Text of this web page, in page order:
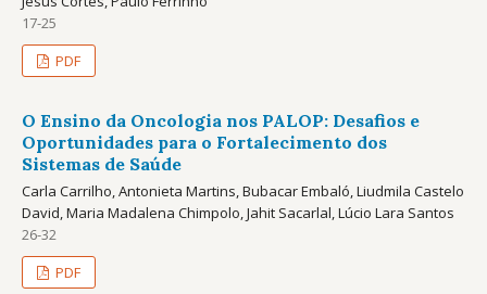
17-25
PDF
O Ensino da Oncologia nos PALOP: Desafios e
Oportunidades para o Fortalecimento dos
Sistemas de Saúde
Carla Carrilho, Antonieta Martins, Bubacar Embaló, Liudmila Castelo
David, Maria Madalena Chimpolo, Jahit Sacarlal, Lúcio Lara Santos
26-32
PDF